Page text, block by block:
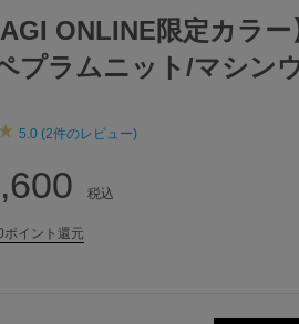
ONLINE限定カラ
プラムニット/マシン
5.0 (2件のレビュー)
税込
ポイント還元